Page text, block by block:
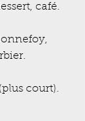
café.
court).